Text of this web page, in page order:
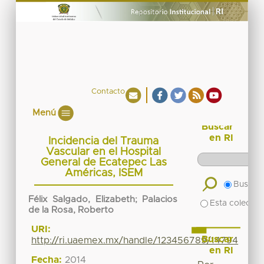
Contacto
Menú
Incidencia del Trauma
Vascular en el Hospital
General de Ecatepec Las
Américas, ISEM
Félix Salgado, Elizabeth;
Palacios
de la Rosa, Roberto
URI:
http://ri.uaemex.mx/handle/123456789/14794
Fecha: 2014
Buscar
en RI
Buscar
Esta
Buscar
en RI